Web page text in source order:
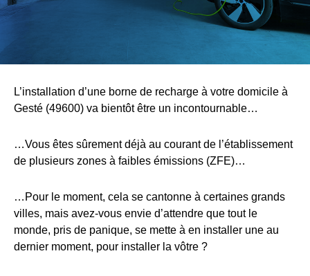
L’installation d’une borne de recharge à votre domicile à
Gesté (49600) va bientôt être un incontournable…
…Vous êtes sûrement déjà au courant de l’établissement
de plusieurs zones à faibles émissions (ZFE)…
…Pour le moment, cela se cantonne à certaines grands
villes, mais avez-vous envie d’attendre que tout le
monde, pris de panique, se mette à en installer une au
dernier moment, pour installer la vôtre ?